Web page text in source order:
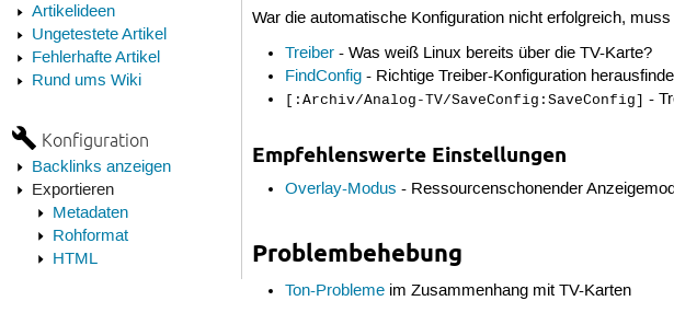
Artikelideen
Ungetestete Artikel
Fehlerhafte Artikel
Rund ums Wiki
Konfiguration
Backlinks anzeigen
Exportieren
Metadaten
Rohformat
HTML
War die automatische Konfiguration nicht erfolgreich,
Treiber- Was weiß Linux bereits über die TV-Karte?
FindConfig- Richtige Treiber-Konfiguration
[:Archiv/Analog-TV/SaveConfig:SaveConfig] -
Empfehlenswerte Einstellungen
Overlay-Modus - Ressourcenschonender
Problembehebung
Ton-Problemeim Zusammenhang mit TV-Karten